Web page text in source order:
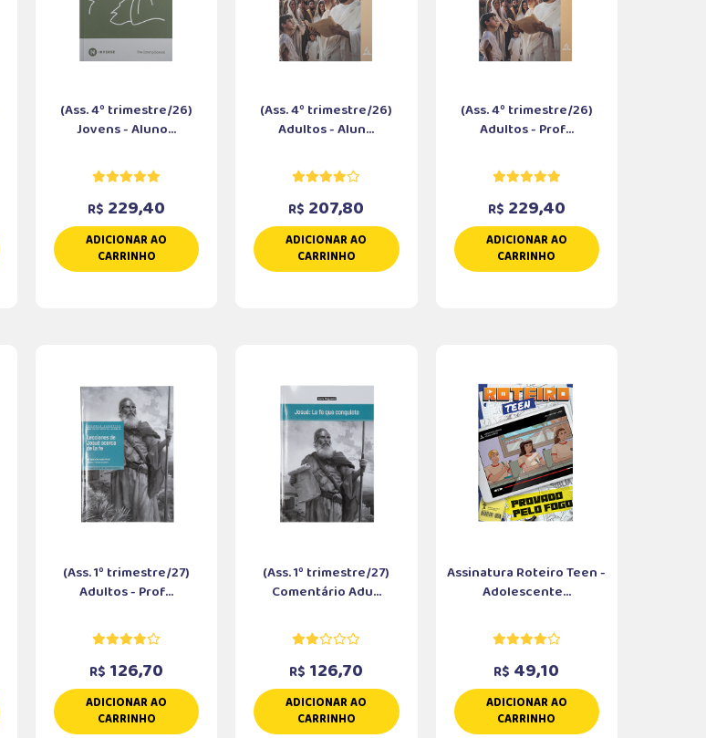
(Ass. 4º trimestre/26)
Jovens - Aluno...
R$ 229,40
ADICIONAR AO
CARRINHO
(Ass. 4º trimestre/26)
Adultos - Alun...
R$ 207,80
ADICIONAR AO
CARRINHO
(Ass. 4º trimestre/26)
Adultos - Prof...
R$ 229,40
ADICIONAR AO
CARRINHO
(Ass. 1º trimestre/27)
Adultos - Prof...
R$ 126,70
ADICIONAR AO
CARRINHO
(Ass. 1º trimestre/27)
Comentário Adu...
R$ 126,70
ADICIONAR AO
CARRINHO
Assinatura Roteiro Teen -
Adolescente...
R$ 49,10
ADICIONAR AO
CARRINHO